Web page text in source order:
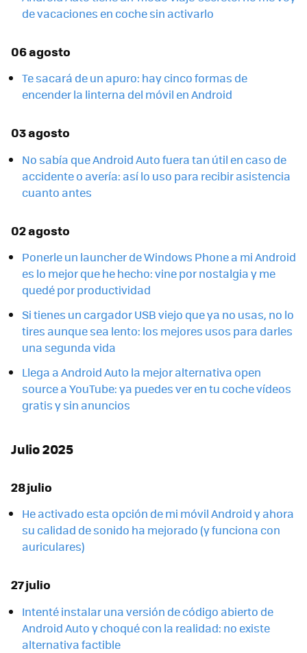
de vacaciones en coche sin activarlo
06 agosto
Te sacará de un apuro: hay cinco formas de
encender la linterna del móvil en Android
03 agosto
No sabía que Android Auto fuera tan útil en caso de
accidente o avería: así lo uso para recibir asistencia
cuanto antes
02 agosto
Ponerle un launcher de Windows Phone a mi Android
es lo mejor que he hecho: vine por nostalgia y me
quedé por productividad
Si tienes un cargador USB viejo que ya no usas, no lo
tires aunque sea lento: los mejores usos para darles
una segunda vida
Llega a Android Auto la mejor alternativa open
source a YouTube: ya puedes ver en tu coche vídeos
gratis y sin anuncios
Julio 2025
28 julio
He activado esta opción de mi móvil Android y ahora
su calidad de sonido ha mejorado (y funciona con
auriculares)
27 julio
Intenté instalar una versión de código abierto de
Android Auto y choqué con la realidad: no existe
alternativa factible